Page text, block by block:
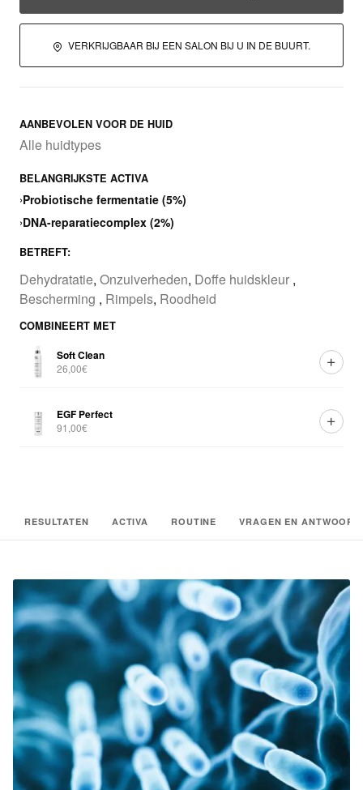
VERKRIJGBAAR BIJ EEN SALON BIJ U IN DE BUURT.
AANBEVOLEN VOOR DE HUID
Alle huidtypes
BELANGRIJKSTE ACTIVA
›Probiotische fermentatie (5%)
›DNA-reparatiecomplex (2%)
BETREFT:
Dehydratatie, Onzuiverheden, Doffe huidskleur ,
Bescherming , Rimpels, Roodheid
COMBINEERT MET
Soft Clean
26,00€
EGF Perfect
91,00€
RESULTATEN ACTIVA ROUTINE VRAGEN EN